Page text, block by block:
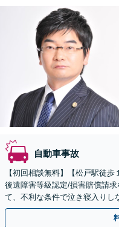
自動車事故
【初回相談無料】【松戸駅徒
後遺障害等級認定/損害賠償請
て、不利な条件で泣き寝入りし
します。